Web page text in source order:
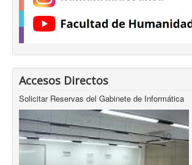
Accesos Directos
Solicitar Reservas del Gabinete de Informática